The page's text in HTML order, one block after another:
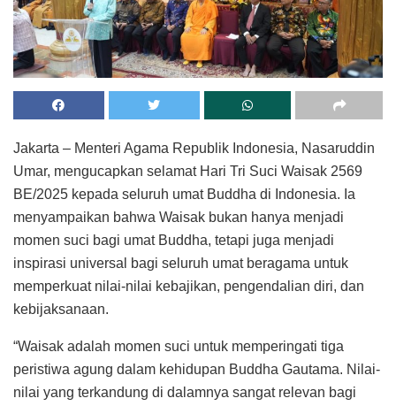
Jakarta – Menteri Agama Republik Indonesia, Nasaruddin
Umar, mengucapkan selamat Hari Tri Suci Waisak 2569
BE/2025 kepada seluruh umat Buddha di Indonesia. Ia
menyampaikan bahwa Waisak bukan hanya menjadi
momen suci bagi umat Buddha, tetapi juga menjadi
inspirasi universal bagi seluruh umat beragama untuk
memperkuat nilai-nilai kebajikan, pengendalian diri, dan
kebijaksanaan.
“Waisak adalah momen suci untuk memperingati tiga
peristiwa agung dalam kehidupan Buddha Gautama. Nilai-
nilai yang terkandung di dalamnya sangat relevan bagi